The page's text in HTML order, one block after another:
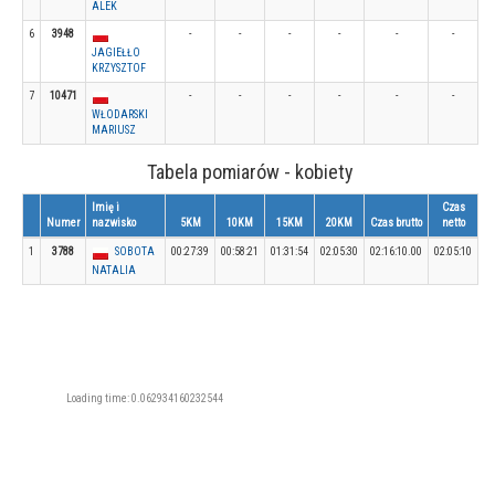
ALEK
6
3948
JAGIEŁŁO
KRZYSZTOF
- - - - - -
7
10471
WŁODARSKI
MARIUSZ
- - - - - -
Tabela pomiarów - kobiety
Numer
Imię i
nazwisko
5KM 10KM 15KM 20KM Czas brutto
Czas
netto
1 3788
SOBOTA
NATALIA
00:27:39 00:58:21 01:31:54 02:05:30 02:16:10.00 02:05:10
Loading time: 0.062934160232544